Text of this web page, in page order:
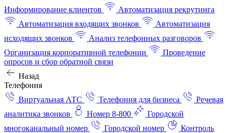
Информирование клиентов
Автоматизация рекрутинга
Автоматизация входящих звонков
Автоматизация
исходящих звонков
Анализ телефонных разговоров
Организация корпоративной телефонии
Проведение
опросов и сбор обратной связи
Назад
Телефония
Виртуальная АТС
Телефония для бизнеса
Речевая
аналитика звонков
Номер 8-800
Городской
многоканальный номер
Городской номер
Контроль